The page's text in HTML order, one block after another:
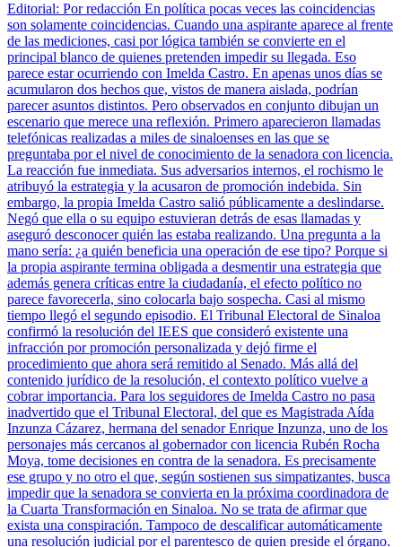
Editorial: Por redacción En política pocas veces las coincidencias
son solamente coincidencias. Cuando una aspirante aparece al frente
de las mediciones, casi por lógica también se convierte en el
principal blanco de quienes pretenden impedir su llegada. Eso
parece estar ocurriendo con Imelda Castro. En apenas unos días se
acumularon dos hechos que, vistos de manera aislada, podrían
parecer asuntos distintos. Pero observados en conjunto dibujan un
escenario que merece una reflexión. Primero aparecieron llamadas
telefónicas realizadas a miles de sinaloenses en las que se
preguntaba por el nivel de conocimiento de la senadora con licencia.
La reacción fue inmediata. Sus adversarios internos, el rochismo le
atribuyó la estrategia y la acusaron de promoción indebida. Sin
embargo, la propia Imelda Castro salió públicamente a deslindarse.
Negó que ella o su equipo estuvieran detrás de esas llamadas y
aseguró desconocer quién las estaba realizando. Una pregunta a la
mano sería: ¿a quién beneficia una operación de ese tipo? Porque si
la propia aspirante termina obligada a desmentir una estrategia que
además genera críticas entre la ciudadanía, el efecto político no
parece favorecerla, sino colocarla bajo sospecha. Casi al mismo
tiempo llegó el segundo episodio. El Tribunal Electoral de Sinaloa
confirmó la resolución del IEES que consideró existente una
infracción por promoción personalizada y dejó firme el
procedimiento que ahora será remitido al Senado. Más allá del
contenido jurídico de la resolución, el contexto político vuelve a
cobrar importancia. Para los seguidores de Imelda Castro no pasa
inadvertido que el Tribunal Electoral, del que es Magistrada Aída
Inzunza Cázarez, hermana del senador Enrique Inzunza, uno de los
personajes más cercanos al gobernador con licencia Rubén Rocha
Moya, tome decisiones en contra de la senadora. Es precisamente
ese grupo y no otro el que, según sostienen sus simpatizantes, busca
impedir que la senadora se convierta en la próxima coordinadora de
la Cuarta Transformación en Sinaloa. No se trata de afirmar que
exista una conspiración. Tampoco de descalificar automáticamente
una resolución judicial por el parentesco de quien preside el órgano.